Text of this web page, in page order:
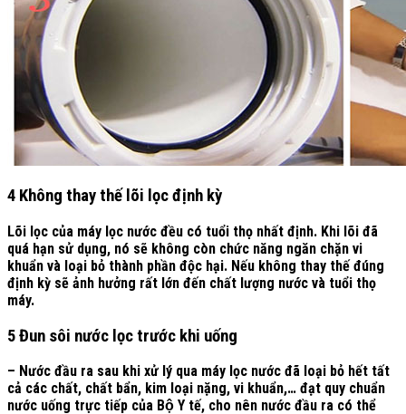
4 Không thay thế lõi lọc định kỳ
Lõi lọc của máy lọc nước đều có tuổi thọ nhất định. Khi lõi đã
quá hạn sử dụng, nó sẽ không còn chức năng ngăn chặn vi
khuẩn và loại bỏ thành phần độc hại. Nếu không thay thế đúng
định kỳ sẽ ảnh hưởng rất lớn đến chất lượng nước và tuổi thọ
máy.
5 Đun sôi nước lọc trước khi uống
– Nước đầu ra sau khi xử lý qua máy lọc nước đã loại bỏ hết tất
cả các chất, chất bẩn, kim loại nặng, vi khuẩn,… đạt quy chuẩn
nước uống trực tiếp của Bộ Y tế, cho nên nước đầu ra có thể